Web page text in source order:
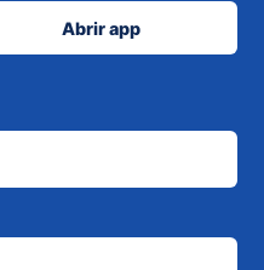
Abrir app